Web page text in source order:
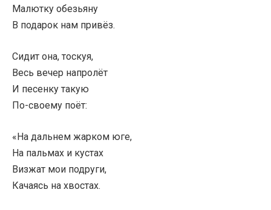
Малютку обезьяну
В подарок нам привёз.
Сидит она, тоскуя,
Весь вечер напролёт
И песенку такую
По-своему поёт:
«На дальнем жарком юге,
На пальмах и кустах
Визжат мои подруги,
Качаясь на хвостах.